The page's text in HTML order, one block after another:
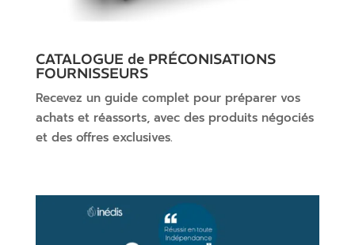
CATALOGUE de PRÉCONISATIONS
FOURNISSEURS
Recevez un guide complet pour préparer vos
achats et réassorts, avec des produits négociés
et des offres exclusives.